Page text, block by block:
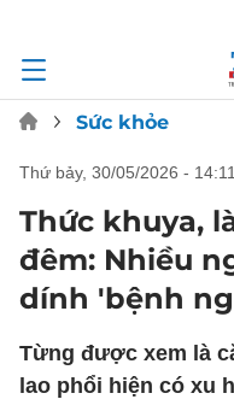
Sức khỏe
thứ bảy, 30/05/2026 - 14:11
Thức khuya,
đêm: Nhiều
dính 'bệnh
Từng được xem là
lao phổi hiện có xu